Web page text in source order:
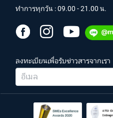
ทำการทุกวัน : 09.00 - 21.00 น.
ลงทะเบียนเพื่อรับข่าวสารจากเรา